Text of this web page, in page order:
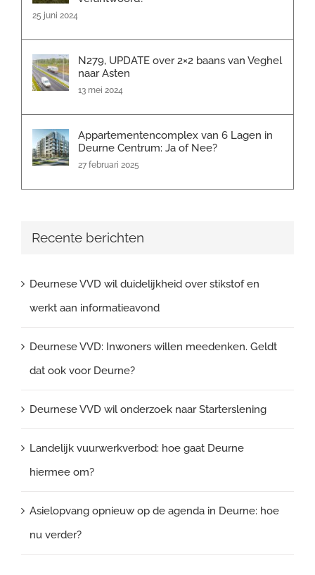
25 juni 2024
N279, UPDATE over 2×2 baans van Veghel
naar Asten
13 mei 2024
Appartementencomplex van 6 Lagen in
Deurne Centrum: Ja of Nee?
27 februari 2025
Recente berichten
Deurnese VVD wil duidelijkheid over stikstof en
werkt aan informatieavond
Deurnese VVD: Inwoners willen meedenken. Geldt
dat ook voor Deurne?
Deurnese VVD wil onderzoek naar Starterslening
Landelijk vuurwerkverbod: hoe gaat Deurne
hiermee om?
Asielopvang opnieuw op de agenda in Deurne: hoe
nu verder?